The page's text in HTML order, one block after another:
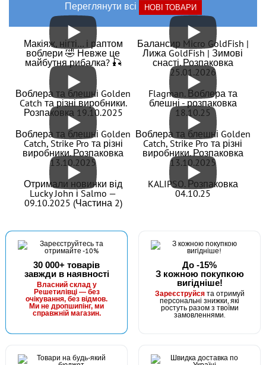
Переглянути всі
НОВІ ТОВАРИ
Макіяж, нігті… і раптом
воблери 🤣 Невже це
майбутня рибалка? 🎣
Балансир Micro GoldFish |
Лижа GoldFish | Зимові
снасті. Розпаковка
25.01.2026
Воблера та блешні Golden
Catch та різні виробники.
Розпаковка 19.10.2025
Flagman. Воблера та
блешні - розпаковка
18.10.25
Воблера та блешні Golden
Catch, Strike Pro та різні
виробники. Розпаковка
13.10.2025
Воблера та блешні Golden
Catch, Strike Pro та різні
виробники. Розпаковка
13.10.2025
Отримали новинки від
Lucky John і Salmo —
09.10.2025 (Частина 2)
KALIPSO. Розпаковка
04.10.25
30 000+ товарів
завжди в наявності
Власний склад у
Решетилівці — без
очікування, без відмов.
Ми не дропшипінг, ми
справжній магазин.
До -15%
З кожною покупкою
вигідніше!
Зареєструйсята отримуй
персональні знижки, які
ростуть разом з твоїми
замовленнями.